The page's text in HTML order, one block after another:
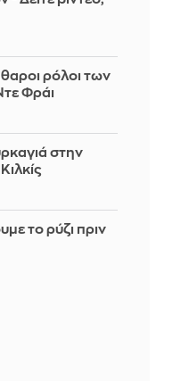
ρόλοι των
Φράι
στην
το ρύζι πριν